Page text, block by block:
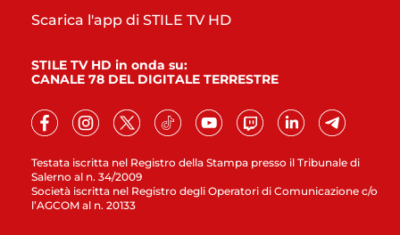
Testata iscritta nel Registro della Stampa presso il Tribunale di
Salerno al n. 34/2009
Società iscritta nel Registro degli Operatori di Comunicazione c/o
l’AGCOM al n. 20133
Scarica l'app di STILE TV HD
STILE TV HD in onda su:
CANALE 78 DEL DIGITALE TERRESTRE